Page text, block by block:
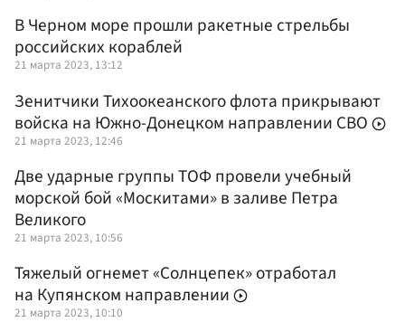
В Черном море прошли ракетные стрельбы
российских кораблей
21 марта 2023, 13:12
Зенитчики Тихоокеанского флота прикрывают
войска на Южно-Донецком направлении СВО
21 марта 2023, 12:46
Две ударные группы ТОФ провели учебный
морской бой «Москитами» в заливе Петра
Великого
21 марта 2023, 10:56
Тяжелый огнемет «Солнцепек» отработал
на Купянском направлении
21 марта 2023, 10:10